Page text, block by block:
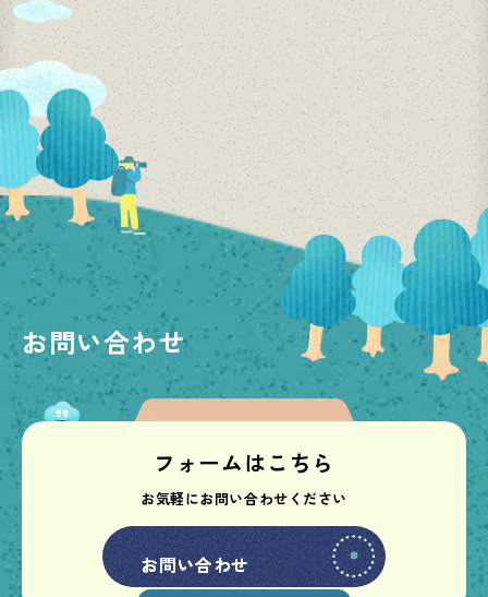
お問い合わせ
フォームはこちら
お気軽にお問い合わせください
お問い合わせ
お問い合わせ